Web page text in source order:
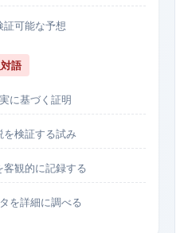
証可能な予想
語
に基づく証明
を検証する試み
客観的に記録する
を詳細に調べる